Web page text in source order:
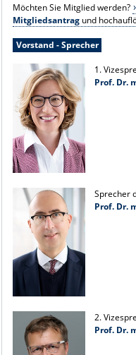
Möchten Sie Mitglied werden?
Mitgliedsantragund
Vorstand - Sprecher
1.
Prof. Dr.
Sprecher
Prof. Dr.
2.
Prof. Dr.